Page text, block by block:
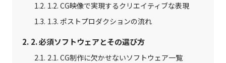
1.2. CG映像で実現するクリエイティブな表現
1.3. ポストプロダクションの流れ
2. 必須ソフトウェアとその選び方
2.1. CG制作に欠かせないソフトウェア一覧